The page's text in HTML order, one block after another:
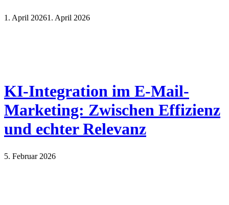
1. April 20261. April 2026
KI-Integration im E-Mail-
Marketing: Zwischen Effizienz
und echter Relevanz
5. Februar 2026